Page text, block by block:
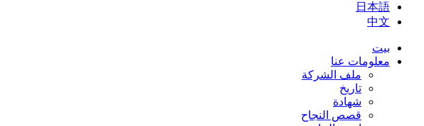
日本語
中文
بيت
معلومات عنا
ملف الشركة
تاريخ
شهادة
قصص النجاح